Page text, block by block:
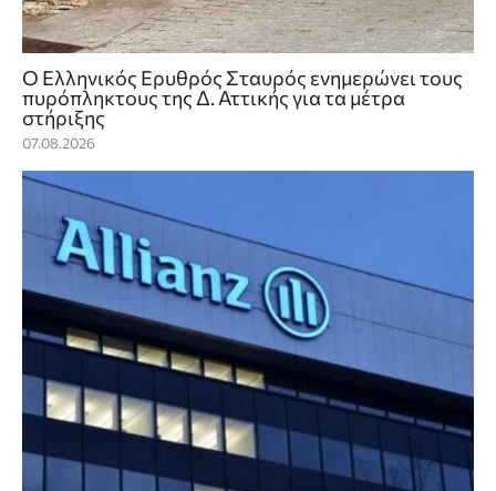
Ο Ελληνικός Ερυθρός Σταυρός ενημερώνει τους
πυρόπληκτους της Δ. Αττικής για τα μέτρα
στήριξης
07.08.2026